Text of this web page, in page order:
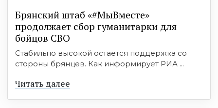
Брянский штаб «#МыВместе»
продолжает сбор гуманитарки для
бойцов СВО
Стабильно высокой остается поддержка со
стороны брянцев. Как информирует РИА ...
Читать далее